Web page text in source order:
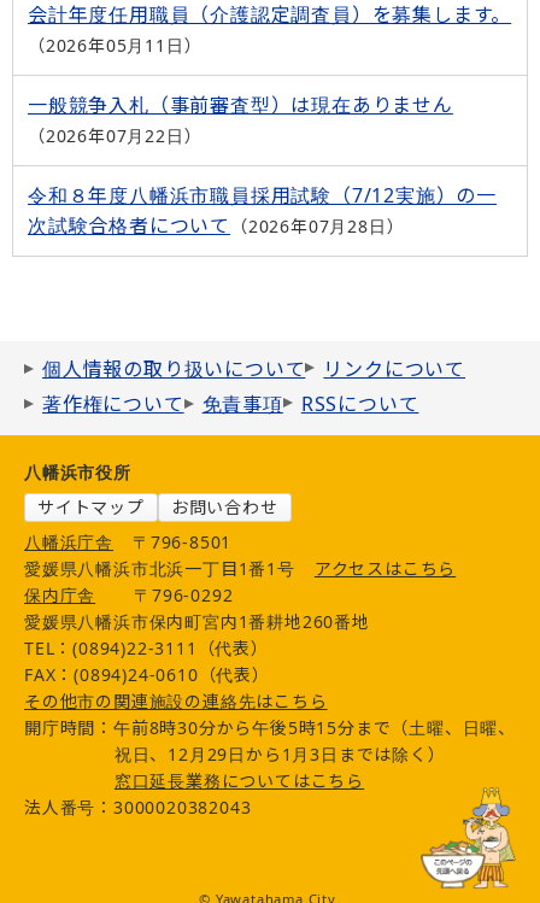
会計年度任用職員（介護認定調査員）を募集します。
2026年05月11日
一般競争入札（事前審査型）は現在ありません
2026年07月22日
令和８年度八幡浜市職員採用試験（7/12実施）の一
次試験合格者について
2026年07月28日
個人情報の取り扱いについて
リンクについて
著作権について
免責事項 RSSについて
八幡浜市役所
サイトマップ
お問い合わせ
八幡浜庁舎
〒796-8501
愛媛県八幡浜市北浜一丁目1番1号
アクセスはこちら
保内庁舎
〒796-0292
愛媛県八幡浜市保内町宮内1番耕地260番地
TEL：(0894)22-3111（代表）
FAX：(0894)24-0610（代表）
その他市の関連施設の連絡先はこちら
開庁時間：午前8時30分から午後5時15分まで（土曜、日曜、
祝日、12月29日から1月3日までは除く）
窓口延長業務についてはこちら
法人番号：3000020382043
© Yawatahama City.